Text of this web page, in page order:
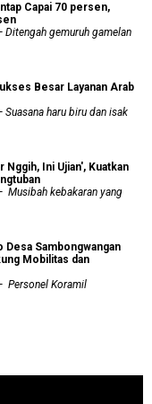
Capai 70 persen,
gemuruh gamelan
Besar Layanan Arab
haru biru dan isak
Nggih, Ini Ujian', Kuatkan
kebakaran yang
Desa Sambongwangan
Mobilitas dan
Personel Koramil